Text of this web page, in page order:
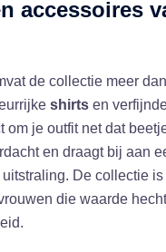
accessoires
de collectie meer
shirts en
om je outfit net dat
en draagt bij aan
De collectie
die waarde